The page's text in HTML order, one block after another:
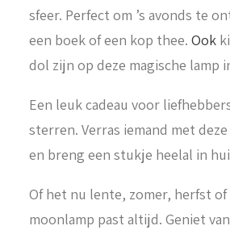
sfeer. Perfect om ’s avonds te
een boek of een kop thee. Ook
dol zijn op deze magische lamp
Een leuk cadeau voor
sterren. Verras iemand met deze
en breng een stukje heelal in
Of het nu lente, zomer, herfst
moonlamp past altijd. Geniet